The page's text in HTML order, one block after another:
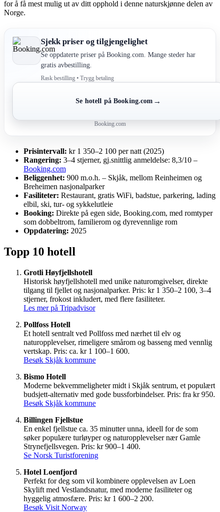
for å få mest mulig ut av ditt opphold i denne naturskjønne delen av
Norge.
Sjekk priser og tilgjengelighet
Se oppdaterte priser på Booking.com. Mange steder har
gratis avbestilling.
Rask bestilling • Trygg betaling
Se hotell på Booking.com →
Booking.com
Prisintervall: kr 1 350–2 100 per natt (2025)
Rangering: 3–4 stjerner, gj.snittlig anmeldelse: 8,3/10 –
Booking.com
Beliggenhet: 900 m.o.h. – Skjåk, mellom Reinheimen og
Breheimen nasjonalparker
Fasiliteter: Restaurant, gratis WiFi, badstue, parkering, lading
elbil, ski, tur- og sykkelutleie
Booking: Direkte på egen side, Booking.com, med romtyper
som dobbeltrom, familierom og dyrevennlige rom
Oppdatering: 2025
Topp 10 hotell
Grotli Høyfjellshotell
Historisk høyfjellshotell med unike naturomgivelser, direkte
tilgang til fjellet og nasjonalparker. Pris: kr 1 350–2 100, 3–4
stjerner, frokost inkludert, med flere fasiliteter.
Les mer på Tripadvisor
Pollfoss Hotell
Et hotell sentralt ved Pollfoss med nærhet til elv og
naturopplevelser, rimeligere smårom og basseng med vennlig
vertskap. Pris: ca. kr 1 100–1 600.
Besøk Skjåk kommune
Bismo Hotell
Moderne bekvemmeligheter midt i Skjåk sentrum, et populært
budsjett-alternativ med gode bussforbindelser. Pris: fra kr 950.
Besøk Skjåk kommune
Billingen Fjellstue
En enkel fjellstue ca. 35 minutter unna, ideell for de som
søker populære turløyper og naturopplevelser nær Gamle
Strynefjellsvegen. Pris: kr 900–1 400.
Se Norsk Turistforening
Hotel Loenfjord
Perfekt for deg som vil kombinere opplevelsen av Loen
Skylift med Vestlandsnatur, med moderne fasiliteter og
hyggelig atmosfære. Pris: kr 1 600–2 200.
Besøk Visit Norway